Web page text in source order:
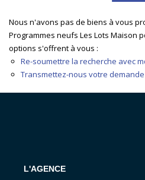
NOTRE
Budget max
Créer une alerte
Nous n'avons pas de biens à vous
Programmes neufs Les Lots Maison
options s'offrent à vous :
Re-soumettre la recherche avec
Transmettez-nous votre demande
L'AGENCE